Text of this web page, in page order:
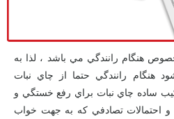
هنگام رانندگي مي باشد ، لذا به
هنگام رانندگي حتما از چاي نبات
ساده چاي نبات براي رفع خستگي و
و احتمالات تصادفي كه به جهت خواب